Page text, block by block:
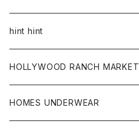
ジャケット
トップス
シャツ
カーディガン
ボトム
グッズ
帽子
hint hint
ストール
HOLLYWOOD RANCH MARKET
アウター
HOMES UNDERWEAR